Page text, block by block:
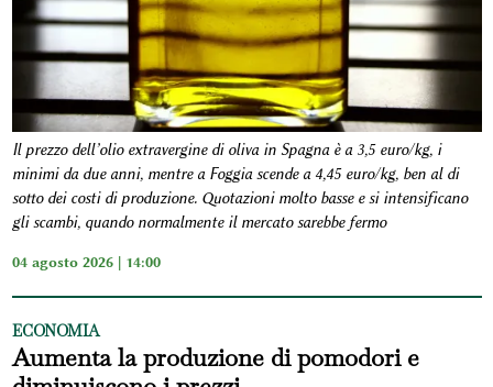
Il prezzo dell’olio extravergine di oliva in Spagna è a 3,5 euro/kg, i
minimi da due anni, mentre a Foggia scende a 4,45 euro/kg, ben al di
sotto dei costi di produzione. Quotazioni molto basse e si intensificano
gli scambi, quando normalmente il mercato sarebbe fermo
04 agosto 2026 | 14:00
ECONOMIA
Aumenta la produzione di pomodori e